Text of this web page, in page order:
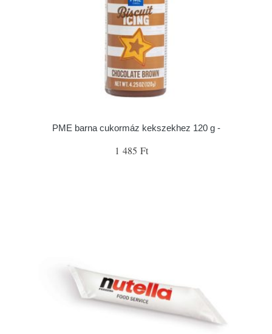
PME barna cukormáz kekszekhez 120 g -
1 485 Ft